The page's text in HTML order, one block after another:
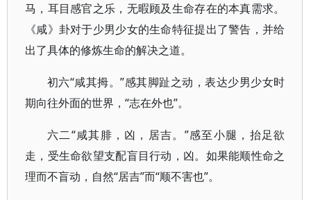
马，耳目感官之乐，无暇顾及生命存在的本真需求。
《咸》卦对于少男少女的生命特征提出了警告，并给
出了具体的修炼生命的解决之道。
初六“咸其拇。”感其脚趾之动，表达少男少女时
期向往外面的世界，“志在外也”。
六二“咸其腓，凶，居吉。”感至小腿，抬足欲
走，受生命欲望支配盲目行动，凶。如果能顺性命之
理而不盲动，自然“居吉”而“顺不害也”。